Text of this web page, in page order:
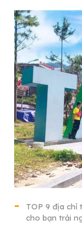
TOP 9 địa chỉ
cho bạn trải